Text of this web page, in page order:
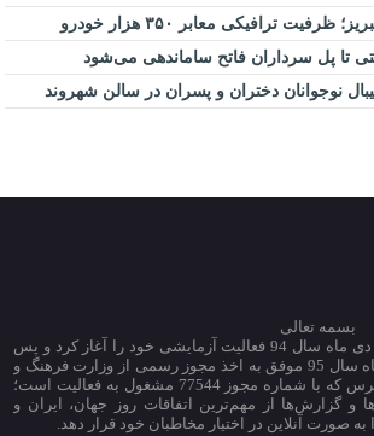
ترافیکی معابر ۳۵۰ هزار خودرو
تا پل سرداران فاتح ساماندهی می‌شود
نوجوانان دختران و پسران در سالن شهروند
بسمه تعالی
پایگاه خبری قلم پرس از دی ماه سال 94 فعالیت آزمایشی خود را آغاز کرد و پس
از آن در 13 اردیبهشت ماه سال 95 موفق به اخذ مجوز رسمی از وزارت فرهنگ و
ارشاد اسلامی شد. قلم پرس که با شماره مجوز 77544 مشغول به فعالیت است؛
و گزارش‌ها از مهم‌ترین اتفاقات روز جهان، ایران و
صورت آنلاین در اختیار مخاطبان خود قرار دهد.